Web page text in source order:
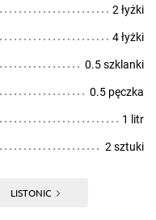
2 łyżki
4 łyżki
0.5 szklanki
0.5 pęczka
1 litr
2 sztuki
LISTONIC